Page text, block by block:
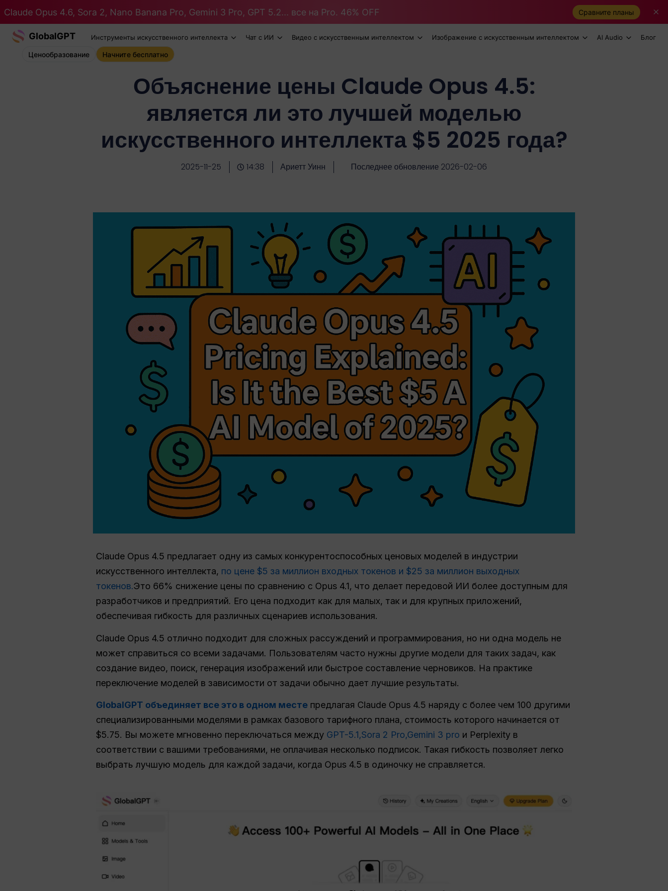
Claude Opus 4.6, Sora 2, Nano Banana Pro, Gemini 3 Pro, GPT 5.2... все на Pro. 46% OFF Сравните планы
GlobalGPT Инструменты искусственного интеллекта Чат с ИИ Видео с искусственным интеллектом Изображение с искусственным интеллектом AI Audio Блог
Ценообразование Начните бесплатно
Объяснение цены Claude Opus 4.5:
является ли это лучшей моделью
искусственного интеллекта $5 2025 года?
2025-11-25 14:38 Ариетт Уинн Последнее обновление 2026-02-06
Claude Opus 4.5 предлагает одну из самых конкурентоспособных ценовых моделей в индустрии
искусственного интеллекта, по цене $5 за миллион входных токенов и $25 за миллион выходных
токенов.Это 66% снижение цены по сравнению с Opus 4.1, что делает передовой ИИ более доступным для
разработчиков и предприятий. Его цена подходит как для малых, так и для крупных приложений,
обеспечивая гибкость для различных сценариев использования.
Claude Opus 4.5 отлично подходит для сложных рассуждений и программирования, но ни одна модель не
может справиться со всеми задачами. Пользователям часто нужны другие модели для таких задач, как
создание видео, поиск, генерация изображений или быстрое составление черновиков. На практике
переключение моделей в зависимости от задачи обычно дает лучшие результаты.
GlobalGPT объединяет все это в одном месте предлагая Claude Opus 4.5 наряду с более чем 100 другими
специализированными моделями в рамках базового тарифного плана, стоимость которого начинается от
$5.75. Вы можете мгновенно переключаться между GPT-5.1,Sora 2 Pro,Gemini 3 pro и Perplexity в
соответствии с вашими требованиями, не оплачивая несколько подписок. Такая гибкость позволяет легко
выбрать лучшую модель для каждой задачи, когда Opus 4.5 в одиночку не справляется.